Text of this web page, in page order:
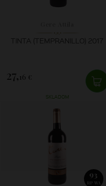
TINTA (TEMPRANILLO) 2017
27, 16 €
SKLADOM
93
RP WA